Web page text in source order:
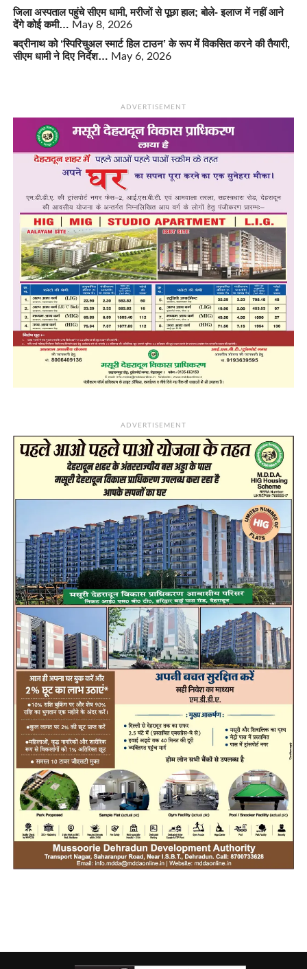
जिला अस्पताल पहुंचे सीएम धामी, मरीजों से पूछा हाल; बोले- इलाज में नहीं आने
देंगे कोई कमी… May 8, 2026
बद्रीनाथ को ‘स्पिरिचुअल स्मार्ट हिल टाउन’ के रूप में विकसित करने की तैयारी,
सीएम धामी ने दिए निर्देश… May 6, 2026
ADVERTISEMENT
ADVERTISEMENT